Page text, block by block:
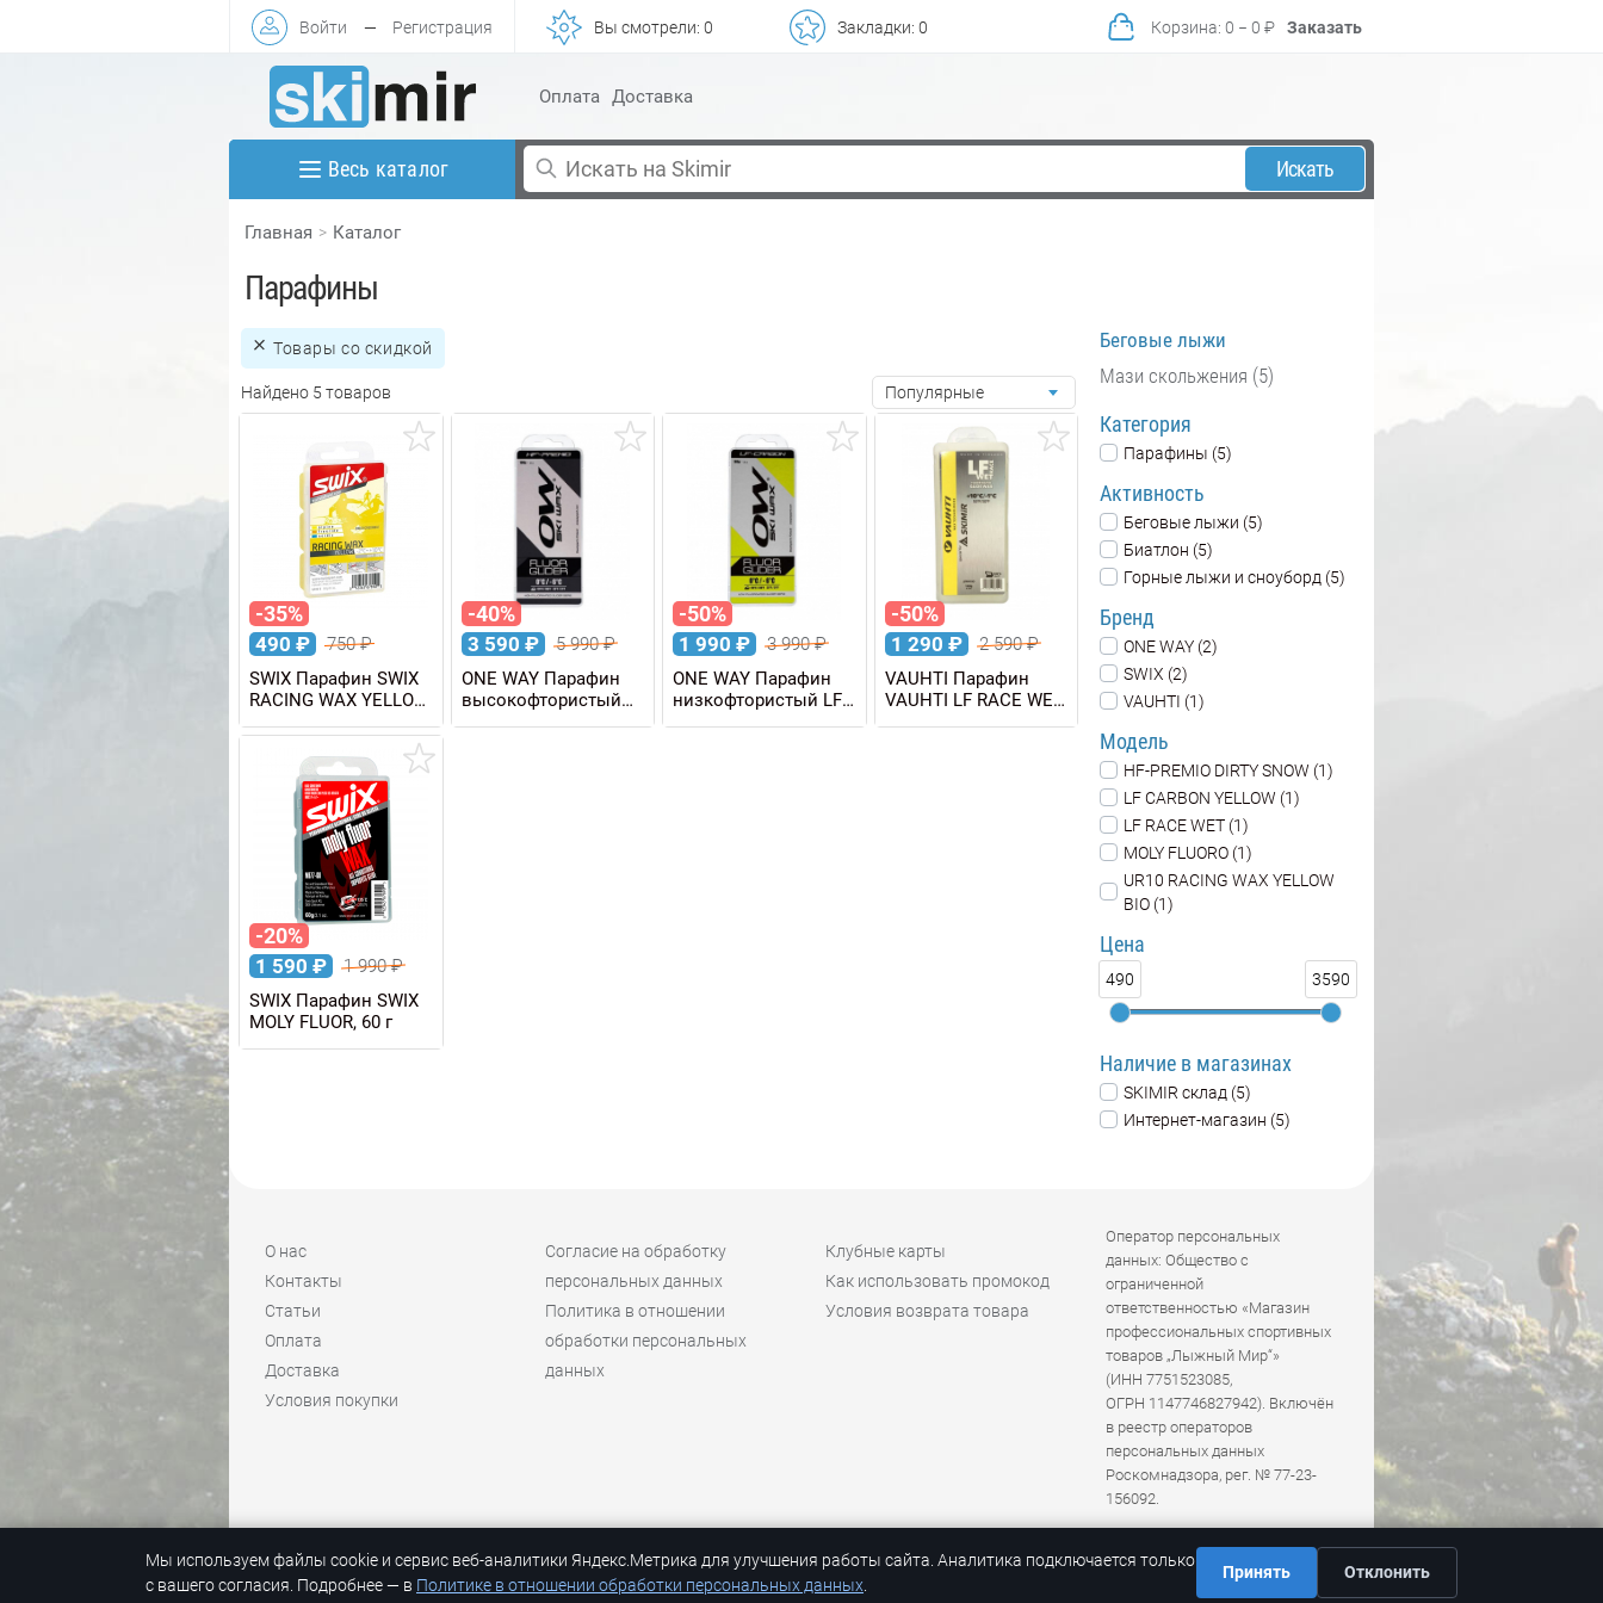
Войти — Регистрация Вы смотрели: 0 Закладки: 0 Корзина: 0 − 0 ₽ Заказать
Оплата Доставка
Весь каталог Искать
Главная Каталог
Парафины
Товары со скидкой
Найдено 5 товаров Популярные
-35%
490 ₽ 750₽
SWIX Парафин SWIX
RACING WAX YELLOW
BIO +10/-2 C, 60 г
-40%
3 590 ₽ 5 990₽
ONE WAY Парафин
высокофтористый
HF PREMIO BLACK
-50%
1 990 ₽ 3 990₽
ONE WAY Парафин
низкофтористый LF
CARBON YELLOW
-50%
1 290 ₽ 2 590₽
VAUHTI Парафин
VAUHTI LF RACE WET
+10/-1°C, 180 г
-20%
1 590 ₽ 1 990₽
SWIX Парафин SWIX
MOLY FLUOR, 60 г
Беговые лыжи
Мази скольжения (5)
Категория
Парафины (5)
Активность
Беговые лыжи (5)
Биатлон (5)
Горные лыжи и сноуборд (5)
Бренд
ONE WAY (2)
SWIX (2)
VAUHTI (1)
Модель
HF-PREMIO DIRTY SNOW (1)
LF CARBON YELLOW (1)
LF RACE WET (1)
MOLY FLUORO (1)
UR10 RACING WAX YELLOW
BIO (1)
Цена
490 3590
Наличие в магазинах
SKIMIR склад (5)
Интернет-магазин (5)
О нас
Контакты
Статьи
Оплата
Доставка
Условия покупки
Согласие на обработку
персональных данных
Политика в отношении
обработки персональных
данных
Клубные карты
Как использовать промокод
Условия возврата товара
Оператор персональных
данных: Общество с
ограниченной
ответственностью «Магазин
профессиональных спортивных
товаров „Лыжный Мир“»
(ИНН 7751523085,
ОГРН 1147746827942). Включён
в реестр операторов
персональных данных
Роскомнадзора, рег. № 77-23-
156092.
© 1992-2026 Skimir #он_не_только_лыжный ;)
© K back && front ends programming
Мы используем файлы cookie и сервис веб-аналитики Яндекс.Метрика для улучшения работы сайта. Аналитика подключается только
с вашего согласия. Подробнее — в Политике в отношении обработки персональных данных
Принять Отклонить